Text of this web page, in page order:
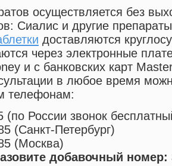
осуществляется без
Сиалис и другие
доставляются
через электронные
и с банковских карт
в любое время
телефонам:
(по России звонок
(Санкт-Петербург)
(Москва)
добавочный номер: